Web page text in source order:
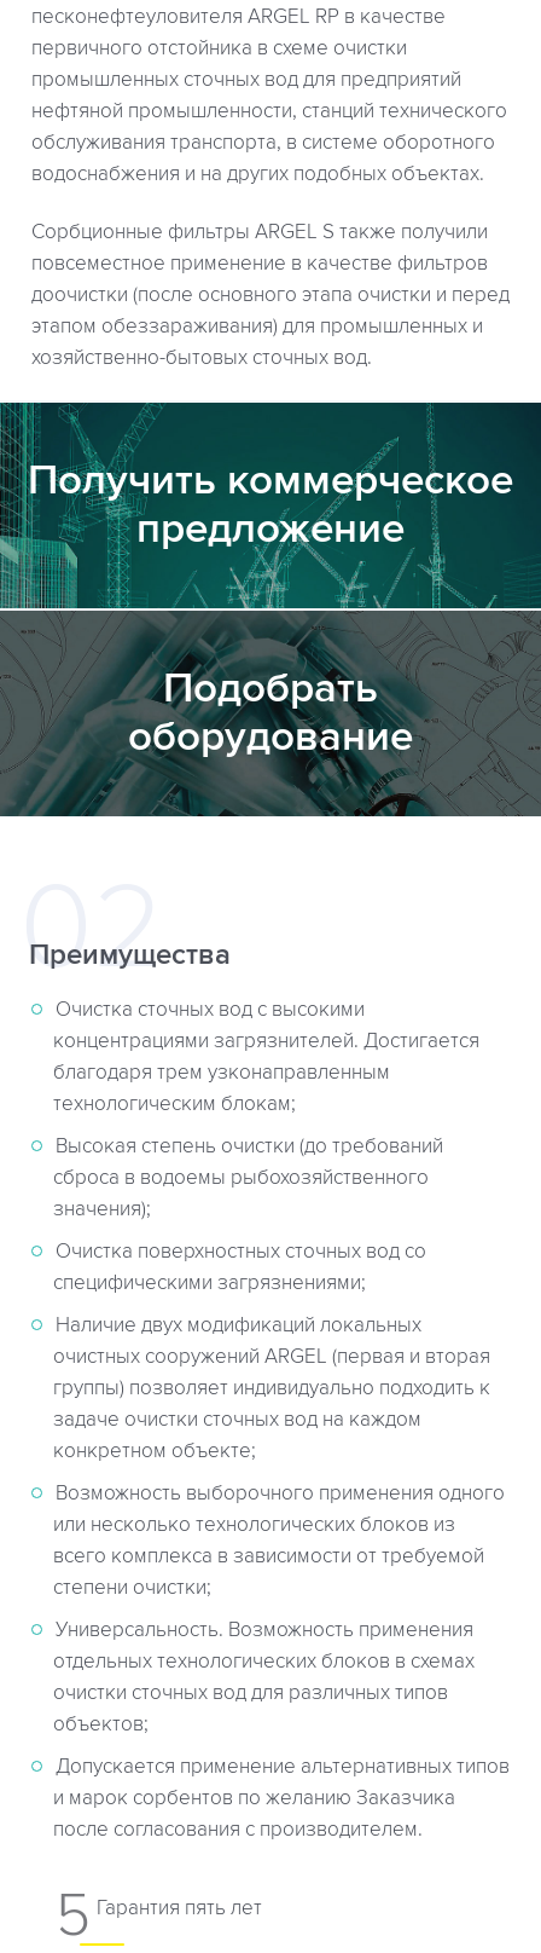
песконефтеуловителя ARGEL RP в качестве
первичного отстойника в схеме очистки
промышленных сточных вод для предприятий
нефтяной промышленности, станций технического
обслуживания транспорта, в системе оборотного
водоснабжения и на других подобных объектах.
Сорбционные фильтры ARGEL S также получили
повсеместное применение в качестве фильтров
доочистки (после основного этапа очистки и перед
этапом обеззараживания) для промышленных и
хозяйственно-бытовых сточных вод.
Получить коммерческое
предложение
Подобрать
оборудование
Преимущества
Очистка сточных вод с высокими
концентрациями загрязнителей. Достигается
благодаря трем узконаправленным
технологическим блокам;
Высокая степень очистки (до требований
сброса в водоемы рыбохозяйственного
значения);
Очистка поверхностных сточных вод со
специфическими загрязнениями;
Наличие двух модификаций локальных
очистных сооружений ARGEL (первая и вторая
группы) позволяет индивидуально подходить к
задаче очистки сточных вод на каждом
конкретном объекте;
Возможность выборочного применения одного
или несколько технологических блоков из
всего комплекса в зависимости от требуемой
степени очистки;
Универсальность. Возможность применения
отдельных технологических блоков в схемах
очистки сточных вод для различных типов
объектов;
Допускается применение альтернативных типов
и марок сорбентов по желанию Заказчика
после согласования с производителем.
5 Гарантия пять лет